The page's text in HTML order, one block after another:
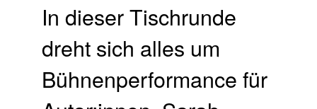
In dieser Tischrunde
dreht sich alles um
Bühnenperformance für